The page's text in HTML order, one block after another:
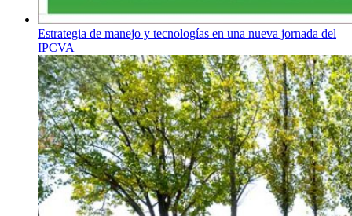
Estrategia de manejo y tecnologías en una nueva jornada del
IPCVA